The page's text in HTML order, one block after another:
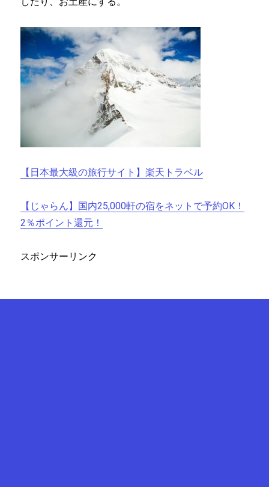
【日本最大級の旅行サイト】楽天トラベル
【じゃらん】国内25,000軒の宿をネットで予約OK！
2％ポイント還元！
スポンサーリンク